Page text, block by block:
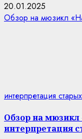
20.01.2025
Обзор на мюзикл
интерпретация
Обзор на мюзикл
интерпретация